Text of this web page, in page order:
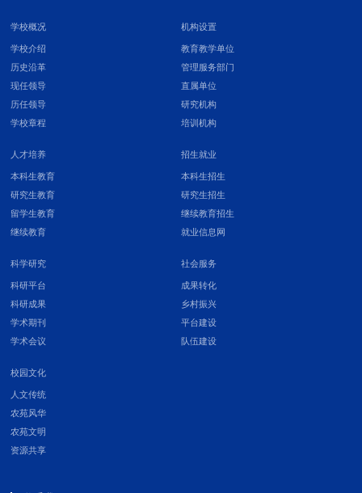
学校概况
学校介绍
历史沿革
现任领导
历任领导
学校章程
机构设置
教育教学单位
管理服务部门
直属单位
研究机构
培训机构
人才培养
本科生教育
研究生教育
留学生教育
继续教育
招生就业
本科生招生
研究生招生
继续教育招生
就业信息网
科学研究
科研平台
科研成果
学术期刊
学术会议
社会服务
成果转化
乡村振兴
平台建设
队伍建设
校园文化
人文传统
农苑风华
农苑文明
资源共享